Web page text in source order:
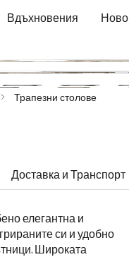
навигация
Вдъхновения Ново
Трапезни столове
Доставка и Транспорт
елегантна и
си и удобно
Широката